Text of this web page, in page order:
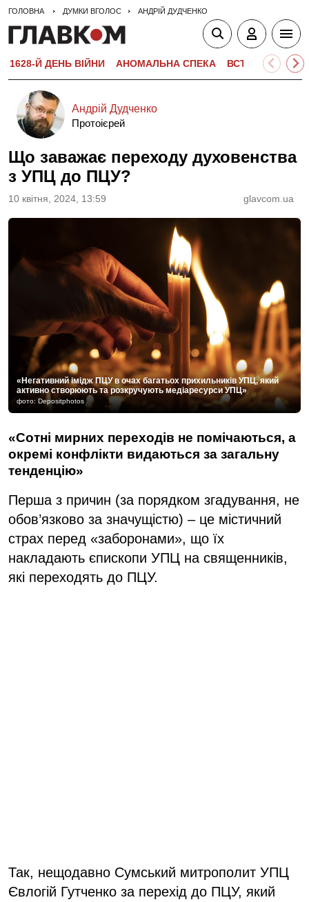
ГОЛОВНА ДУМКИ ВГОЛОС АНДРІЙ ДУДЧЕНКО
1628-Й ДЕНЬ ВІЙНИ АНОМАЛЬНА СПЕКА ВСТУПНА
Андрій Дудченко
Протоієрей
Що заважає переходу духовенства
з УПЦ до ПЦУ?
10 квiтня, 2024, 13:59 glavcom.ua
«Негативний імідж ПЦУ в очах багатьох прихильників УПЦ, який
активно створюють та розкручують медіаресурси УПЦ»
фото: Depositphotos
«Сотні мирних переходів не помічаються, а
окремі конфлікти видаються за загальну
тенденцію»
Перша з причин (за порядком згадування, не
обов’язково за значущістю) – це містичний
страх перед «заборонами», що їх
накладають єпископи УПЦ на священників,
які переходять до ПЦУ.
Так, нещодавно Сумський митрополит УПЦ
Євлогій Гутченко за перехід до ПЦУ, який